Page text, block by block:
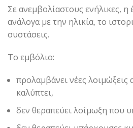
Σε ανεμβολίαστους ενήλικες, η
ανάλογα με την ηλικία, το
συστάσεις.
Το εμβόλιο:
προλαμβάνει νέες
καλύπτει,
δεν θεραπεύει λοίμωξη που